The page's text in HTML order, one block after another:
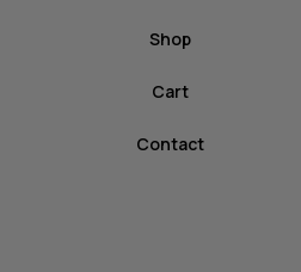
Shop
Cart
Contact